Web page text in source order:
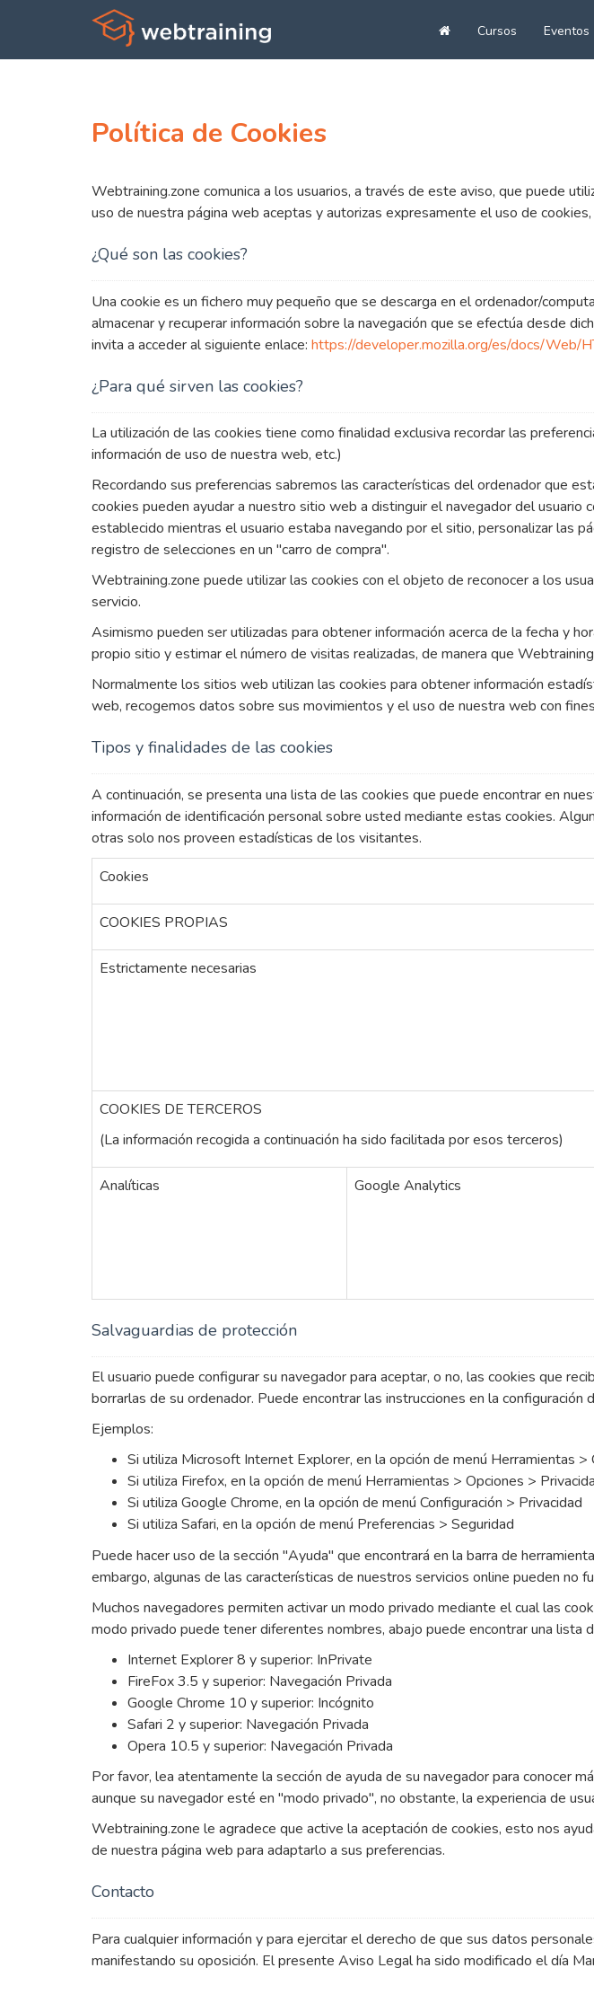
Ir
Cursos Eventos
Política de Cookies
Webtraining.zone comunica a los usuarios, a través de este aviso, que puede
uso de nuestra página web aceptas y autorizas expresamente el uso de
¿Qué son las cookies?
Una cookie es un fichero muy pequeño que se descarga en el ordenador/
almacenar y recuperar información sobre la navegación que se efectúa desde
invita a acceder al siguiente enlace: https://developer.mozilla.org/es/docs/Web/
¿Para qué sirven las cookies?
La utilización de las cookies tiene como finalidad exclusiva recordar las
información de uso de nuestra web, etc.)
Recordando sus preferencias sabremos las características del ordenador que
cookies pueden ayudar a nuestro sitio web a distinguir el navegador del
establecido mientras el usuario estaba navegando por el sitio, personalizar las
registro de selecciones en un "carro de compra".
Webtraining.zone puede utilizar las cookies con el objeto de reconocer a los
servicio.
Asimismo pueden ser utilizadas para obtener información acerca de la fecha y
propio sitio y estimar el número de visitas realizadas, de manera que
Normalmente los sitios web utilizan las cookies para obtener información
web, recogemos datos sobre sus movimientos y el uso de nuestra web con
Tipos y finalidades de las cookies
A continuación, se presenta una lista de las cookies que puede encontrar en
información de identificación personal sobre usted mediante estas cookies.
otras solo nos proveen estadísticas de los visitantes.
Cookies
COOKIES PROPIAS
Estrictamente necesarias
COOKIES DE TERCEROS
(La información recogida a continuación ha sido facilitada por esos terceros)
Analíticas Google Analytics
Salvaguardias de protección
El usuario puede configurar su navegador para aceptar, o no, las cookies que
borrarlas de su ordenador. Puede encontrar las instrucciones en la configuración
Ejemplos:
Si utiliza Microsoft Internet Explorer, en la opción de menú Herramientas
Si utiliza Firefox, en la opción de menú Herramientas > Opciones >
Si utiliza Google Chrome, en la opción de menú Configuración > Privacidad
Si utiliza Safari, en la opción de menú Preferencias > Seguridad
Puede hacer uso de la sección "Ayuda" que encontrará en la barra de
embargo, algunas de las características de nuestros servicios online pueden no
Muchos navegadores permiten activar un modo privado mediante el cual las
modo privado puede tener diferentes nombres, abajo puede encontrar una
Internet Explorer 8 y superior: InPrivate
FireFox 3.5 y superior: Navegación Privada
Google Chrome 10 y superior: Incógnito
Safari 2 y superior: Navegación Privada
Opera 10.5 y superior: Navegación Privada
Por favor, lea atentamente la sección de ayuda de su navegador para conocer
aunque su navegador esté en "modo privado", no obstante, la experiencia de
Webtraining.zone le agradece que active la aceptación de cookies, esto nos
de nuestra página web para adaptarlo a sus preferencias.
Contacto
Para cualquier información y para ejercitar el derecho de que sus datos
manifestando su oposición. El presente Aviso Legal ha sido modificado el día